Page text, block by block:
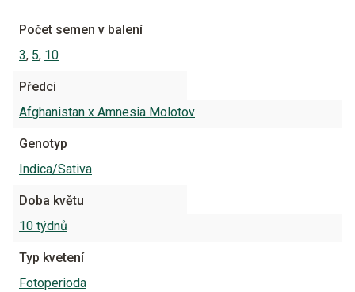
Počet semen v balení
3, 5, 10
Předci
Afghanistan x Amnesia Molotov
Genotyp
Indica/Sativa
Doba květu
10 týdnů
Typ kvetení
Fotoperioda